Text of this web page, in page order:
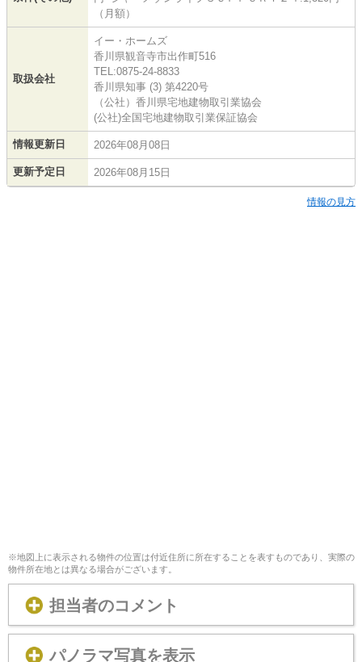
（月額）
取扱会社
イー・ホームズ
香川県観音寺市出作町516
TEL:0875-24-8833
香川県知事 (3) 第4220号
（公社）香川県宅地建物取引業協会
(公社)全国宅地建物取引業保証協会
情報更新日 2026年08月08日
更新予定日 2026年08月15日
情報の見方
※地図上に表示される物件の位置は付近住所に所在することを表すものであり、実際の
物件所在地とは異なる場合がございます。
担当者のコメント
パノラマ写真を表示